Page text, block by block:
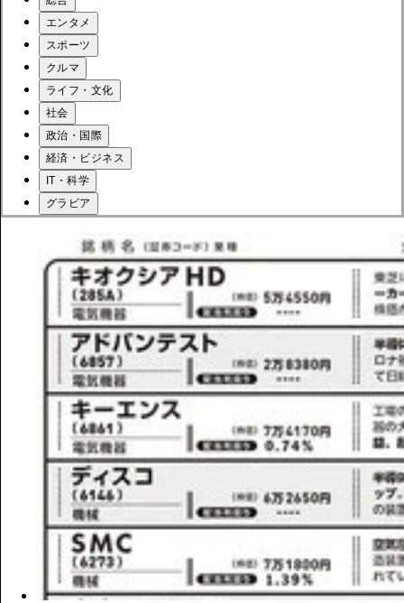
エンタメ
スポーツ
クルマ
ライフ・文化
社会
政治・国際
経済・ビジネス
IT・科学
グラビア